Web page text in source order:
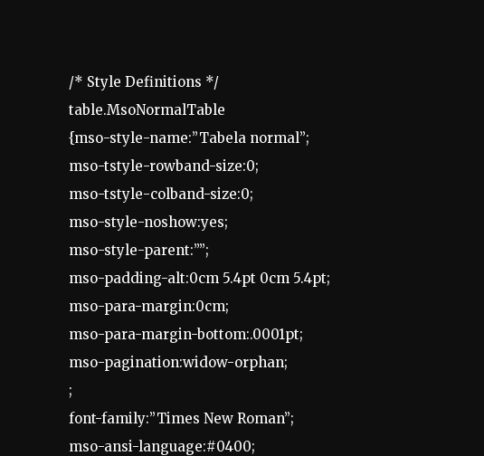
/* Style Definitions */
table.MsoNormalTable
{mso-style-name:”Tabela normal”;
mso-tstyle-rowband-size:0;
mso-tstyle-colband-size:0;
mso-style-noshow:yes;
mso-style-parent:””;
mso-padding-alt:0cm 5.4pt 0cm 5.4pt;
mso-para-margin:0cm;
mso-para-margin-bottom:.0001pt;
mso-pagination:widow-orphan;
;
font-family:”Times New Roman”;
mso-ansi-language:#0400;